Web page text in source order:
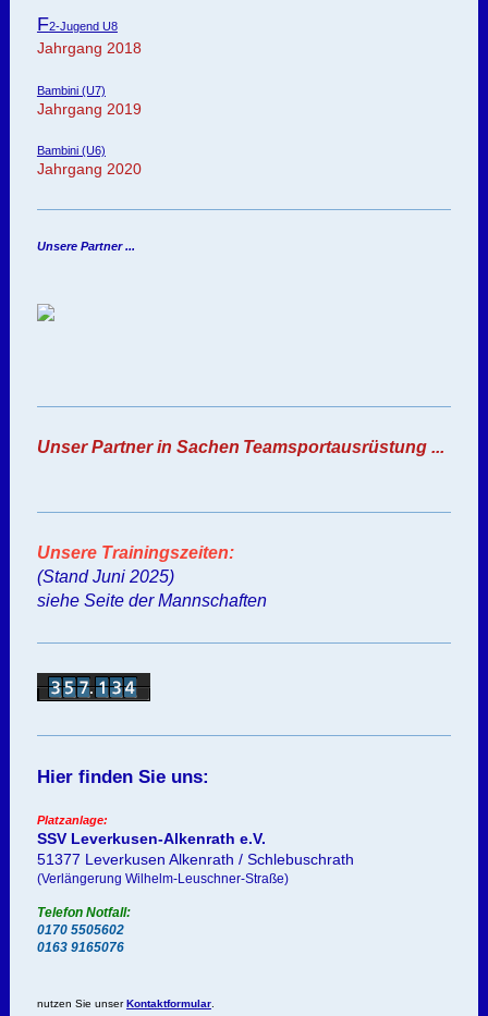
F2-Jugend U8
Jahrgang 2018
Bambini (U7)
Jahrgang 2019
Bambini (U6)
Jahrgang 2020
Unsere Partner ...
Unser Partner in Sachen Teamsportausrüstung ...
Unsere Trainingszeiten:
(Stand Juni 2025)
siehe Seite der Mannschaften
Hier finden Sie uns:
Platzanlage:
SSV Leverkusen-Alkenrath e.V.
51377 Leverkusen Alkenrath / Schlebuschrath
(Verlängerung Wilhelm-Leuschner-Straße)
Telefon Notfall:
0170 5505602
0163 9165076
nutzen Sie unser Kontaktformular.